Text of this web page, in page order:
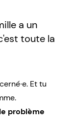
a un
toute la
Et tu
problème